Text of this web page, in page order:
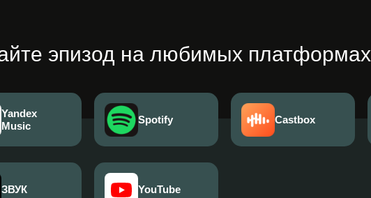
эпизод на любимых платформах
Yandex
Music
Spotify Castbox
ЗВУК YouTube